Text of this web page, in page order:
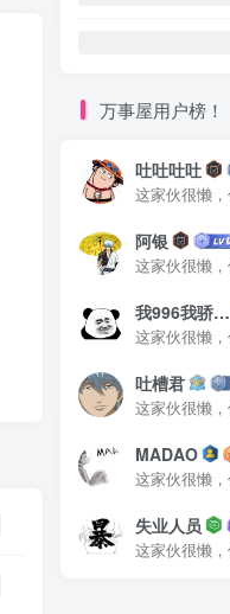
万事屋用户榜！
吐吐吐吐
阿银
我996我骄傲了么
吐槽君
MADAO
失业人员